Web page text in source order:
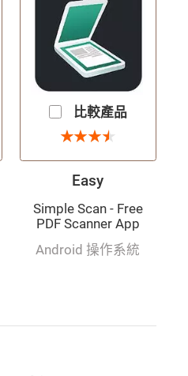
比較產品
3.5 星
★
★★
★★
★★
★
Easy
Simple Scan - Free
PDF Scanner App
Android 操作系統